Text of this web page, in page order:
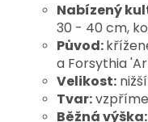
Nabízený
30 - 40 cm,
Původ:
a Forsythia
Velikost:
Tvar:
Běžná výška: